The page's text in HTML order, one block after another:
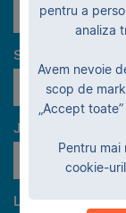
Construcții
Stadiu garanție
Vânzare
Judeţe
Toate judeţele
Localităţi
pentru a
analiza
Avem nevoie
scop de
„Accept
Pentru mai
cookie-